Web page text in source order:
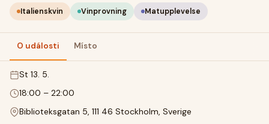
Pro pořadatele
Vytvořit akci
Italienskvin Vinprovning Matupplevelse
O události Místo
st 13. 5.
18:00 – 22:00
Biblioteksgatan 5, 111 46 Stockholm, Sverige